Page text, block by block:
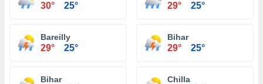
30° 25° 29° 25°
Bareilly
29° 25°
Bihar
29° 25°
Bihar Chilla